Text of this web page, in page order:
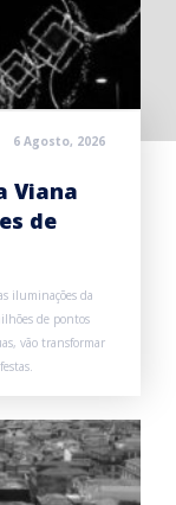
6 Agosto, 2026
Viana
de
iluminações da
de pontos
vão transformar